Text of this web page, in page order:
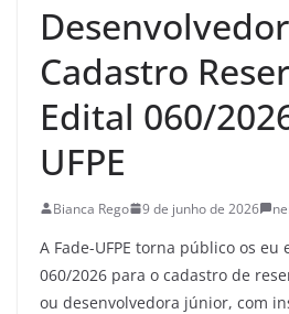
Cadastro
Edital 060/
UFPE
Bianca Rego 9 de junho de 2026
A Fade-UFPE torna público os
060/2026 para o cadastro de
ou desenvolvedora júnior, com